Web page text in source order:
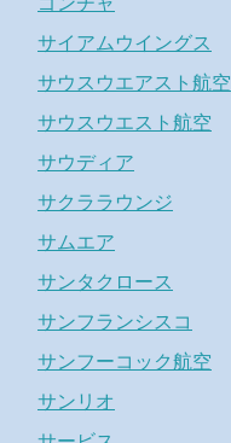
サイアムウイングス
サウスウエアスト航空
サウスウエスト航空
サウディア
サクララウンジ
サムエア
サンタクロース
サンフランシスコ
サンフーコック航空
サンリオ